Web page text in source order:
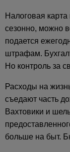
Налоговая
сезонно, можно
подается
штрафам.
Но контроль за
Расходы на
съедают часть
Вахтовики и
больше на быт.